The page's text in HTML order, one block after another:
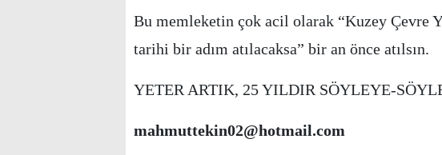
Bu memleketin çok acil olarak “Kuzey Çevre
tarihi bir adım atılacaksa” bir an önce atılsın.
YETER ARTIK, 25 YILDIR SÖYLEYE-
mahmuttekin02@hotmail.com